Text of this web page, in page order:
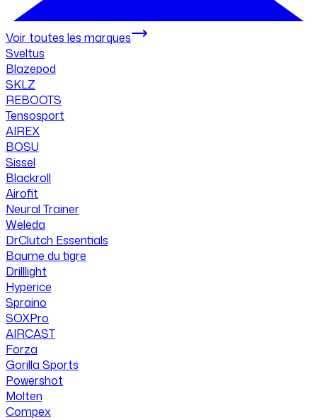
Voir toutes les marques
Sveltus
Blazepod
SKLZ
REBOOTS
Tensosport
AIREX
BOSU
Sissel
Blackroll
Airofit
Neural Trainer
Weleda
DrClutch Essentials
Baume du tigre
Drilllight
Hyperice
Spraino
SOXPro
AIRCAST
Forza
Gorilla Sports
Powershot
Molten
Compex